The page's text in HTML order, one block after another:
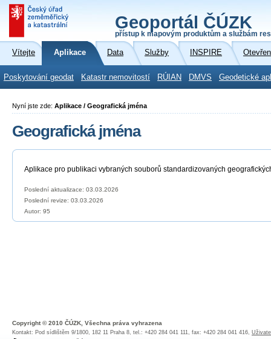
Geoportál ČÚZK
přístup k mapovým produktům a službám
Vítejte Aplikace Data Služby INSPIRE
Poskytování geodat Katastr nemovitostí RÚIAN DMVS Geodetické
Nyní jste zde: Aplikace / Geografická jména
Geografická jména
Aplikace pro publikaci vybraných souborů standardizovaných
Poslední aktualizace: 03.03.2026
Poslední revize: 03.03.2026
Autor: 95
Copyright © 2010 ČÚZK, Všechna práva vyhrazena
Kontakt: Pod sídlištěm 9/1800, 182 11 Praha 8, tel.: +420 284 041 111, fax: +420 284 041 416,